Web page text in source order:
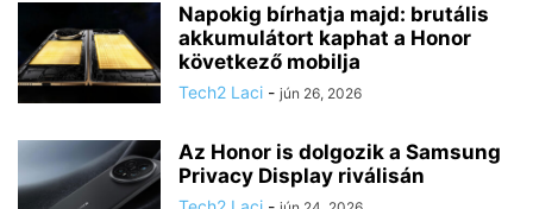
Napokig bírhatja majd: brutális
akkumulátort kaphat a Honor
következő mobilja
Tech2 Laci - jún 26, 2026
Az Honor is dolgozik a Samsung
Privacy Display riválisán